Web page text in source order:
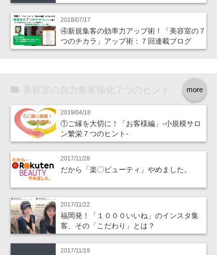
2018/07/17
④新規集客の効率力アップ術！「美容室の７
つのチカラ」アップ術：７回連載ブログ
more
美容室の自力集客強化７つのヒント
2019/04/18
①ご縁を大切に！「お客様編」‐小規模サロ
ン繁栄７つのヒント‐
2017/11/28
だから「楽〇ビューティ」やめました。
2017/11/22
福岡発！「１０００いいね」のインスタ集
客、その「こだわり」とは？
2017/11/19